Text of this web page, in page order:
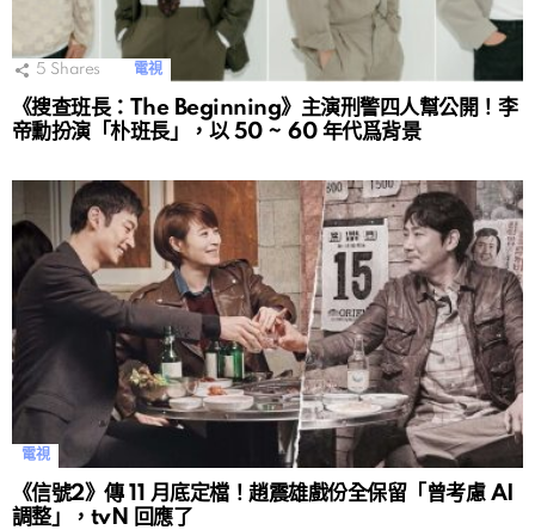
5 Shares 電視
《搜查班長：The Beginning》主演刑警四人幫公開！李
帝勳扮演「朴班長」，以 50 ~ 60 年代爲背景
電視
《信號2》傳 11 月底定檔！趙震雄戲份全保留「曾考慮 AI
調整」，tvN 回應了